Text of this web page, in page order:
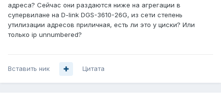
адреса? Сейчас они раздаются ниже на агрегации в
супервилане на D-link DGS-3610-26G, из сети степень
утилизации адресов приличная, есть ли это у циски? Или
только ip unnumbered?
Вставить ник Цитата